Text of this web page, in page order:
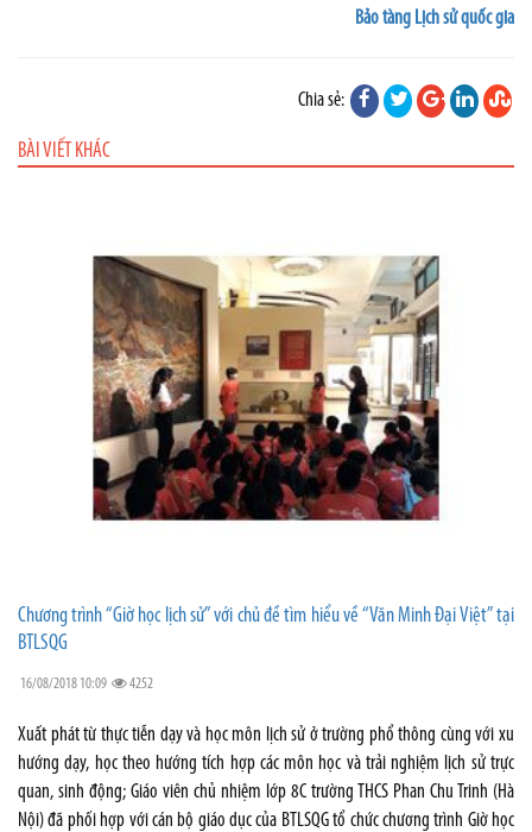
Bảo tàng Lịch sử quốc gia
Chia sẻ:
BÀI VIẾT KHÁC
Chương trình “Giờ học lịch sử” với chủ đề tìm hiểu về “Văn Minh Đại Việt” tại
BTLSQG
16/08/2018 10:09 4252
Xuất phát từ thực tiễn dạy và học môn lịch sử ở trường phổ thông cùng với xu
hướng dạy, học theo hướng tích hợp các môn học và trải nghiệm lịch sử trực
quan, sinh động; Giáo viên chủ nhiệm lớp 8C trường THCS Phan Chu Trinh (Hà
Nội) đã phối hợp với cán bộ giáo dục của BTLSQG tổ chức chương trình Giờ học